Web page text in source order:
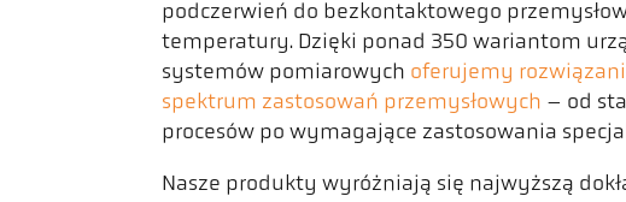
podczerwień do bezkontaktowego
temperatury. Dzięki ponad 350 wariantom
systemów pomiarowych oferujemy
spektrum zastosowań przemysłowych – od
procesów po wymagające zastosowania
Nasze produkty wyróżniają się najwyższą